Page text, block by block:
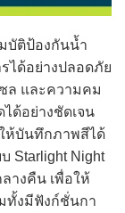
บัติป้องกันน้ำ
ได้อย่างปลอดภัย
ล และความคม
ด้อย่างชัดเจน
ห้บันทึกภาพสีได้
Starlight Night
างคืน เพื่อให้
ทั้งมีฟังก์ชั่นกา